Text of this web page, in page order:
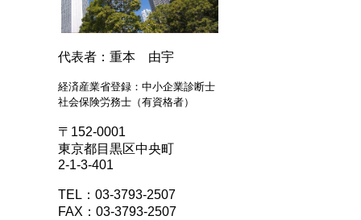
代表者：重本 由宇
経済産業省登録：中小企業診断士
社会保険労務士（有資格者）
〒152-0001
東京都目黒区中央町
2-1-3-401
TEL：03-3793-2507
FAX：03-3793-2507